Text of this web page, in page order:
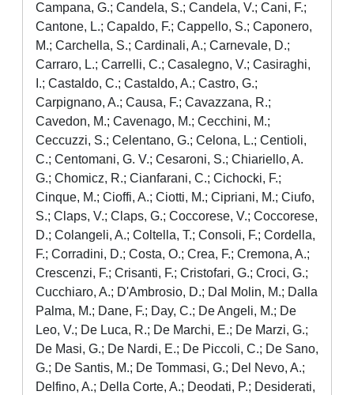
Campana, G.; Candela, S.; Candela, V.; Cani, F.;
Cantone, L.; Capaldo, F.; Cappello, S.; Caponero,
M.; Carchella, S.; Cardinali, A.; Carnevale, D.;
Carraro, L.; Carrelli, C.; Casalegno, V.; Casiraghi,
I.; Castaldo, C.; Castaldo, A.; Castro, G.;
Carpignano, A.; Causa, F.; Cavazzana, R.;
Cavedon, M.; Cavenago, M.; Cecchini, M.;
Ceccuzzi, S.; Celentano, G.; Celona, L.; Centioli,
C.; Centomani, G. V.; Cesaroni, S.; Chiariello, A.
G.; Chomicz, R.; Cianfarani, C.; Cichocki, F.;
Cinque, M.; Cioffi, A.; Ciotti, M.; Cipriani, M.; Ciufo,
S.; Claps, V.; Claps, G.; Coccorese, V.; Coccorese,
D.; Colangeli, A.; Coltella, T.; Consoli, F.; Cordella,
F.; Corradini, D.; Costa, O.; Crea, F.; Cremona, A.;
Crescenzi, F.; Crisanti, F.; Cristofari, G.; Croci, G.;
Cucchiaro, A.; D'Ambrosio, D.; Dal Molin, M.; Dalla
Palma, M.; Dane, F.; Day, C.; De Angeli, M.; De
Leo, V.; De Luca, R.; De Marchi, E.; De Marzi, G.;
De Masi, G.; De Nardi, E.; De Piccoli, C.; De Sano,
G.; De Santis, M.; De Tommasi, G.; Del Nevo, A.;
Delfino, A.; Della Corte, A.; Deodati, P.; Desiderati,